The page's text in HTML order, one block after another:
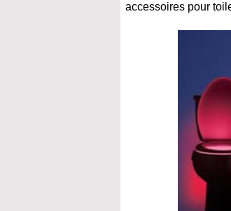
accessoires pour